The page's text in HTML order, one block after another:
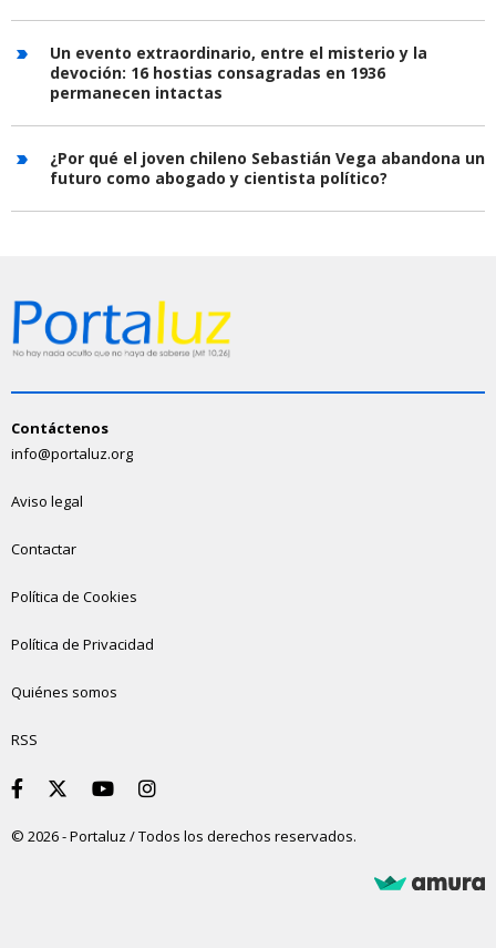
Un evento extraordinario, entre el misterio y la
devoción: 16 hostias consagradas en 1936
permanecen intactas
¿Por qué el joven chileno Sebastián Vega abandona un
futuro como abogado y cientista político?
Contáctenos
info@portaluz.org
Aviso legal
Contactar
Política de Cookies
Política de Privacidad
Quiénes somos
RSS
© 2026 - Portaluz / Todos los derechos reservados.